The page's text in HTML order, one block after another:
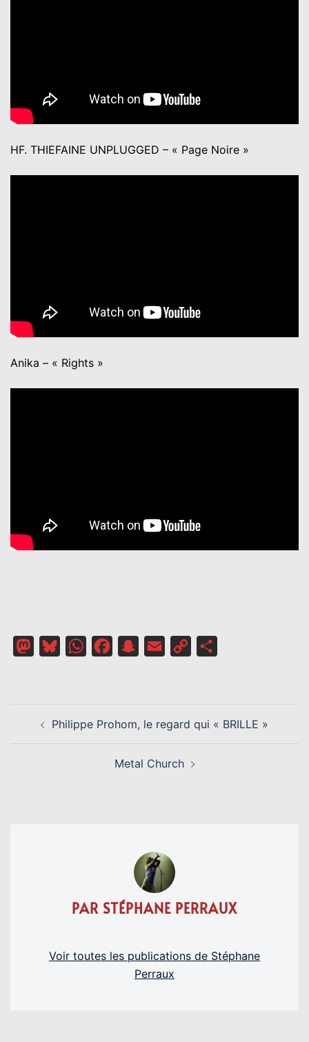
HF. THIEFAINE UNPLUGGED – « Page Noire »
Anika – « Rights »
MastodonBlueskyWhatsAppFacebookSnapchat
Email
Copy
D’ARTICLE
Philippe Prohom, le regard qui « BRILLE »
Metal Church
PAR STÉPHANE PERRAUX
Voir toutes les publications de Stéphane
Perraux